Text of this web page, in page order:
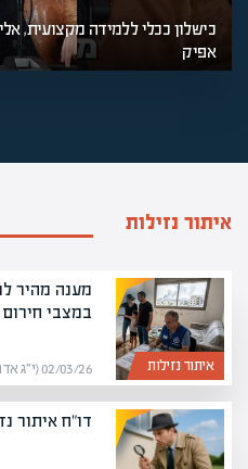
כישלון ככלי ללמידה מקצועית,
אפיק
איתור נזילות
איתור נזילות
מענה מהיר
במצבי חירום
02/03/26 (י״ג אדר תשפ״ו) | מערכת אפיק
דו"ח איתור